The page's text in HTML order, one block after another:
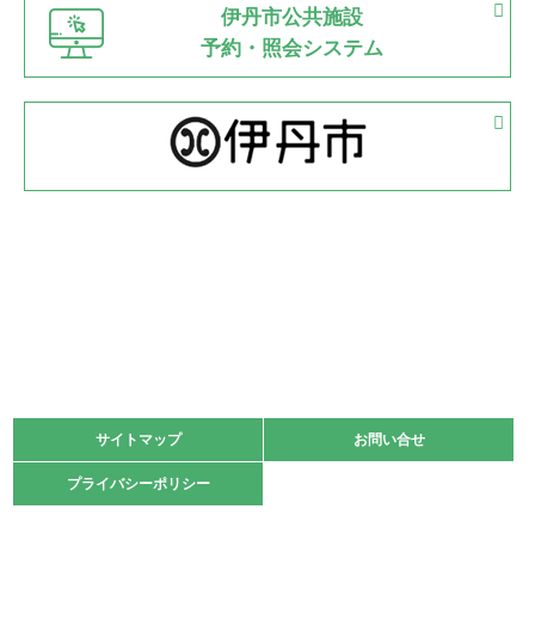
2022.06.12
県知事杯争奪バレーボール大会が開催
緑ケ丘体育館
2022.05.05
体育協会長杯 バドミントン競技の部
2022.05.22
緑ケ丘体育館
2021.10.23
卓球選手権大会ラージボールの部開催☆
伊丹市公共施設
予約・照会システム
サイトマップ お問い合せ
プライバシーポリシー
サイトマップ お問い合せ
プライバシーポリシー